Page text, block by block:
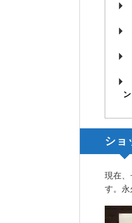
ショ
現在、
す。永